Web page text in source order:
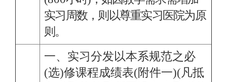
实习周数，则以尊重实习医院为原
则。
一、实习分发以本系规范之必
(选)修课程成绩表(附件一)(凡抵